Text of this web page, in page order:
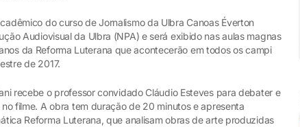
do curso de Jornalismo da Ulbra Canoas Éverton
Audiovisual da Ulbra (NPA) e será exibido nas aulas magnas
da Reforma Luterana que acontecerão em todos os campi
de 2017.
recebe o professor convidado Cláudio Esteves para debater e
filme. A obra tem duração de 20 minutos e apresenta
Reforma Luterana, que analisam obras de arte produzidas